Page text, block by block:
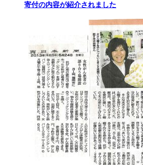
寄付の内容が紹介されました